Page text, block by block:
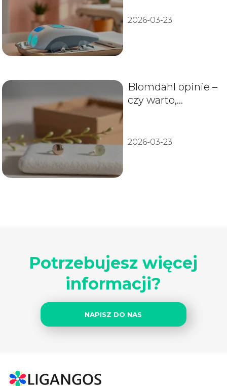
2026-03-23
Blomdahl opinie –
czy warto,
2026-03-23
Potrzebujesz więcej
informacji?
NAPISZ DO NAS